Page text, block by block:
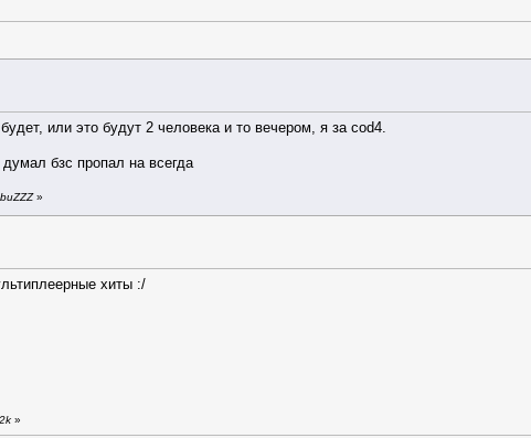
или это будут 2 человека и то вечером, я за cod4.
бзс пропал на всегда
»
хиты :/
»